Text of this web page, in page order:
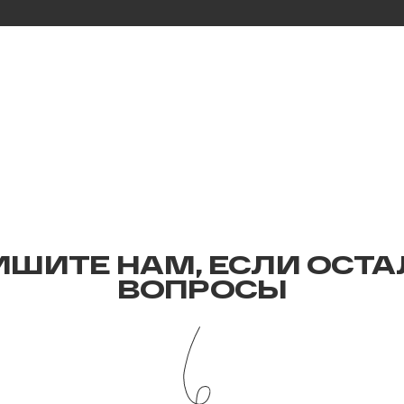
НАМ, ЕСЛИ
ВОПРОСЫ